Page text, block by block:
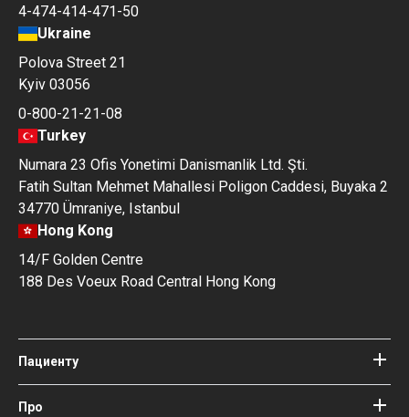
4-474-414-471-50
Ukraine
Polova Street 21
Kyiv 03056
0-800-21-21-08
Turkey
Numara 23 Ofis Yonetimi Danismanlik Ltd. Şti.
Fatih Sultan Mehmet Mahallesi Poligon Caddesi, Buyaka 2
34770 Ümraniye, Istanbul
Hong Kong
14/F Golden Centre
188 Des Voeux Road Central Hong Kong
Пациенту
Клиники
Врачи
Про